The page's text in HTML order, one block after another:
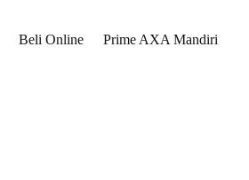
Beli Online
Prime AXA Mandiri